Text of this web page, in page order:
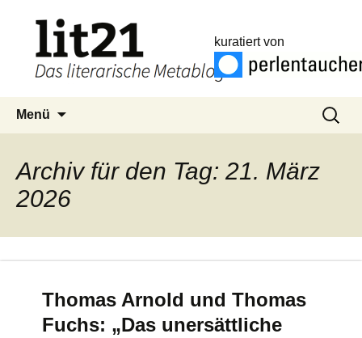
kuratiert von
Menü
Suchen
nach:
Archiv für den Tag: 21. März
2026
Thomas Arnold und Thomas
Fuchs: „Das unersättliche